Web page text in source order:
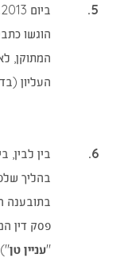
5.
הוגשו
המתוקן,
העליון
6.
בהליך
בתובענה
פסק דין
"עניין טן